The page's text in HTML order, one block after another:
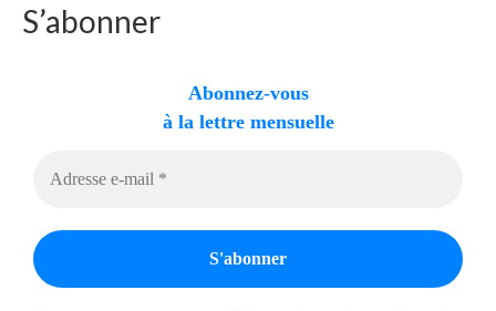
S’abonner
Abonnez-vous
à la lettre mensuelle